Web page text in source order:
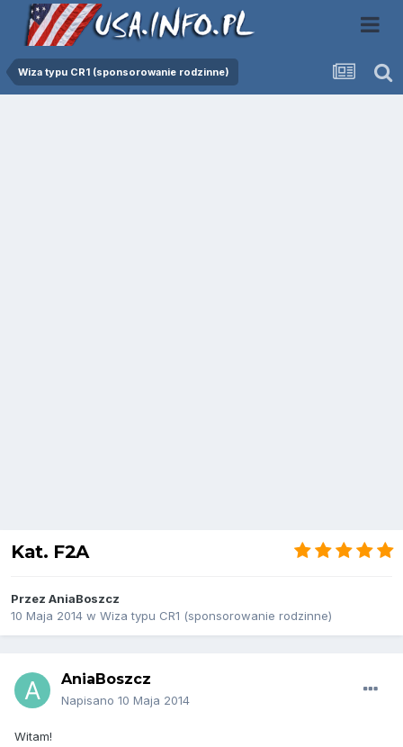
Wiza typu CR1 (sponsorowanie rodzinne)
Kat. F2A
Przez AniaBoszcz
10 Maja 2014 w Wiza typu CR1 (sponsorowanie rodzinne)
AniaBoszcz
Napisano 10 Maja 2014
Witam!